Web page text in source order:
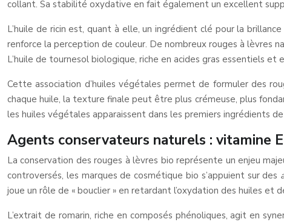
collant. Sa stabilité oxydative en fait également un excellent
L’huile de ricin est, quant à elle, un ingrédient clé pour la
renforce la perception de couleur. De nombreux rouges à lèvres
L’huile de tournesol biologique, riche en acides gras essentiels
Cette association d’huiles végétales permet de formuler des
chaque huile, la texture finale peut être plus crémeuse, plus
les huiles végétales apparaissent dans les premiers ingrédients
Agents conservateurs naturels : vitamine
La conservation des rouges à lèvres bio représente un enjeu
controversés, les marques de cosmétique bio s’appuient sur des
joue un rôle de « bouclier » en retardant l’oxydation des huiles et
L’extrait de romarin, riche en composés phénoliques, agit en